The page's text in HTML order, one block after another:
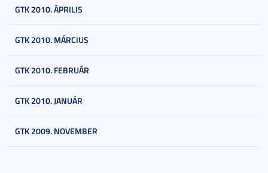
GTK 2010. ÁPRILIS
GTK 2010. MÁRCIUS
GTK 2010. FEBRUÁR
GTK 2010. JANUÁR
GTK 2009. NOVEMBER